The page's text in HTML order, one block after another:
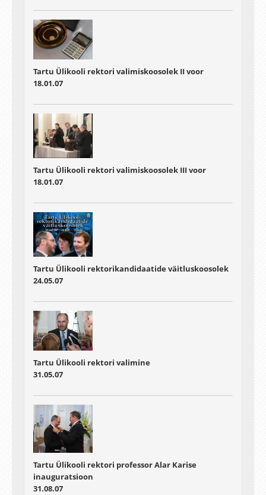
Tartu Ülikooli rektori valimiskoosolek II voor
18.01.07
Tartu Ülikooli rektori valimiskoosolek III voor
18.01.07
Tartu Ülikooli rektorikandidaatide väitluskoosolek
24.05.07
Tartu Ülikooli rektori valimine
31.05.07
Tartu Ülikooli rektori professor Alar Karise
inauguratsioon
31.08.07